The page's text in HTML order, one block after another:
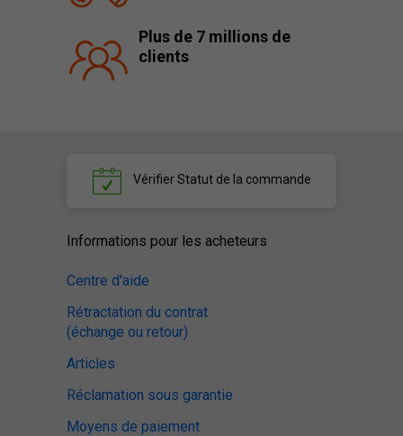
Plus de 7 millions de
clients
VérifierStatut de la commande
Informations pour les acheteurs
Centre d'aide
Rétractation du contrat
(échange ou retour)
Articles
Réclamation sous garantie
Moyens de paiement